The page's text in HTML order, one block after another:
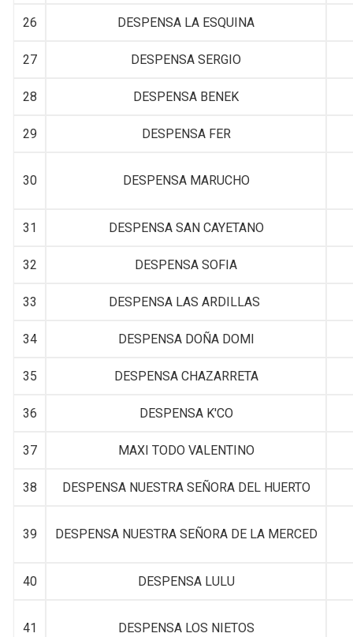
26 DESPENSA LA ESQUINA
27 DESPENSA SERGIO
28 DESPENSA BENEK
29 DESPENSA FER
30 DESPENSA MARUCHO
31 DESPENSA SAN CAYETANO
32 DESPENSA SOFIA
33 DESPENSA LAS ARDILLAS
34 DESPENSA DOÑA DOMI
35 DESPENSA CHAZARRETA
36 DESPENSA K'CO
37 MAXI TODO VALENTINO
38 DESPENSA NUESTRA SEÑORA DEL HUERTO
39 DESPENSA NUESTRA SEÑORA DE LA MERCED
40 DESPENSA LULU
41 DESPENSA LOS NIETOS